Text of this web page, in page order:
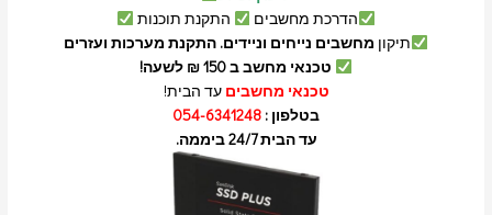
הדרכת מחשבים
התקנת תוכנות
תיקון מחשבים נייחים וניידים. התקנת מערכות ועזרים
טכנאי מחשב ב 150 ₪ לשעה!
טכנאי מחשבים עד הבית!
בטלפון :054-6341248
עד הבית 24/7 ביממה.